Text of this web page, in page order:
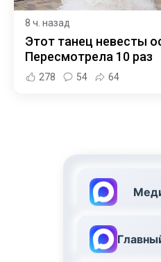
8 ч. назад
Этот танец невесты
Пересмотрела 10 раз
278 54 64